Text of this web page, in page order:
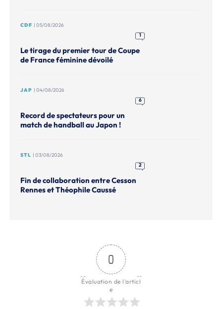
CDF | 05/08/2026
1
Le tirage du premier tour de Coupe
de France féminine dévoilé
JAP | 04/08/2026
6
Record de spectateurs pour un
match de handball au Japon !
STL | 03/08/2026
2
Fin de collaboration entre Cesson
Rennes et Théophile Caussé
0
Évaluation de l'articl
e